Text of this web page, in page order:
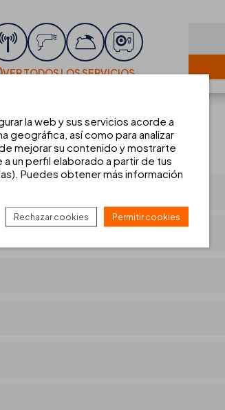
VER TODOS LOS SERVICIOS
la web y sus servicios acorde a
geográfica, así como para analizar
mejorar su contenido y mostrarte
un perfil elaborado a partir de tus
Puedes obtener más información
Rechazar cookies Permitir cookies